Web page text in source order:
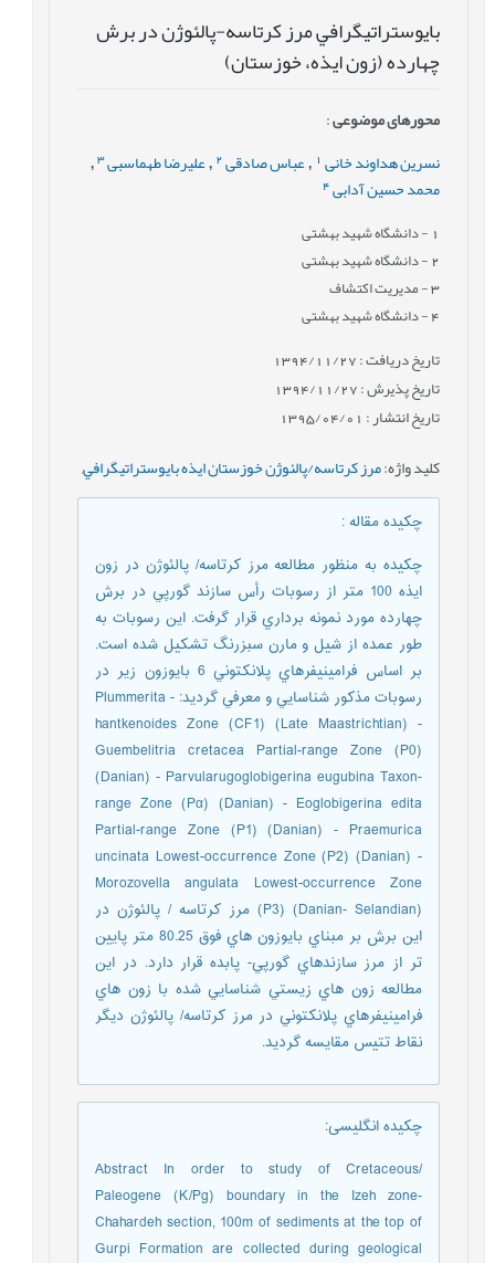
بايوستراتيگرافي مرز کرتاسه-پالئوژن در برش
چهارده (زون ايذه، خوزستان)
محورهای موضوعی:
نسرین هداوند خانی , عباس صادقی 2
, علیرضا طهماسبی 3
,
محمد حسین آدابی 4
- دانشگاه شهید بهشتی
2- دانشگاه شهید بهشتی
3- مدیریت اکتشاف
4- دانشگاه شهید بهشتی
تاریخ دریافت : 1394/11/27
تاریخ پذیرش : 1394/11/27
تاریخ انتشار : 1395/04/01
کلید واژه:مرز كرتاسه/پالئوژن خوزستان ايذه بايوستراتيگرافي,
چکیده مقاله:
چکيده به منظور مطالعه مرز کرتاسه/ پالئوژن در زون
ايذه 100 متر از رسوبات رأس سازند گورپي در برش
چهارده مورد نمونه برداري قرار گرفت. اين رسوبات به
طور عمده از شيل و مارن سبزرنگ تشکيل شده است.
بر اساس فرامينيفرهاي پلانکتوني 6 بايوزون زير در
رسوبات مذکور شناسايي و معرفي گرديد: - Plummerita
hantkenoides Zone (CF1) (Late Maastrichtian) -
Guembelitria cretacea Partial-range Zone (P0)
(Danian) - Parvularugoglobigerina eugubina Taxon-
range Zone (Pα) (Danian) - Eoglobigerina edita
Partial-range Zone (P1) (Danian) - Praemurica
uncinata Lowest-occurrence Zone (P2) (Danian) -
Morozovella angulata Lowest-occurrence Zone
(P3) (Danian- Selandian) مرز کرتاسه / پالئوژن در
اين برش بر مبناي بايوزون هاي فوق 80.25 متر پايين
تر از مرز سازندهاي گورپي- پابده قرار دارد. در اين
مطالعه زون هاي زيستي شناسايي شده با زون هاي
فرامينيفرهاي پلانکتوني در مرز کرتاسه/ پالئوژن ديگر
نقاط تتيس مقايسه گرديد.
چکیده انگلیسی:
Abstract In order to study of Cretaceous/
Paleogene (K/Pg) boundary in the Izeh zone-
Chahardeh section, 100m of sediments at the top of
Gurpi Formation are collected during geological